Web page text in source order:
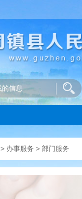
> 办事服务 > 部门服务